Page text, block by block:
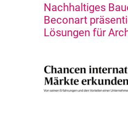
Nachhaltiges
Beconart
Lösungen für